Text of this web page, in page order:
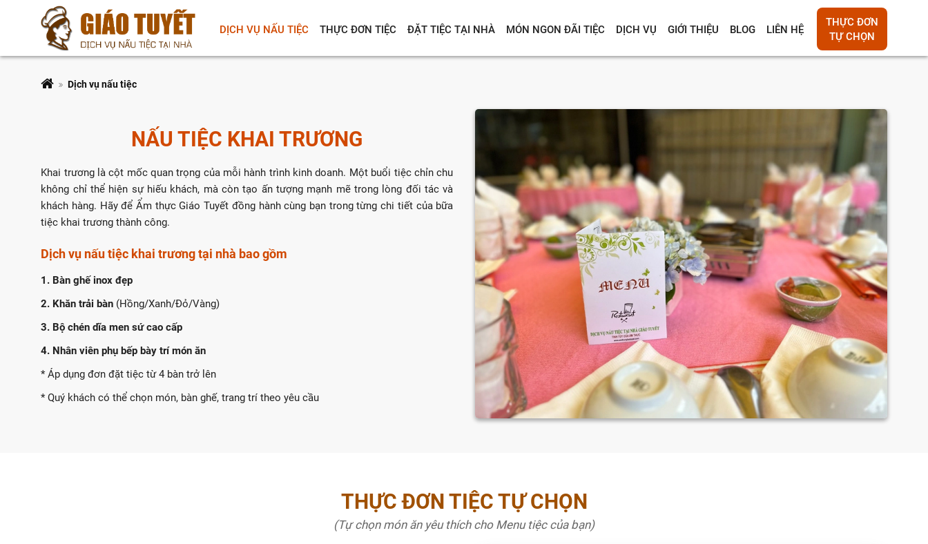
DỊCH VỤ NẤU TIỆC THỰC ĐƠN TIỆC ĐẶT TIỆC TẠI NHÀ MÓN NGON ĐÃI TIỆC DỊCH VỤ GIỚI THIỆU BLOG LIÊN HỆ
THỰC ĐƠN
TỰ CHỌN
Dịch vụ nấu tiệc
NẤU TIỆC KHAI TRƯƠNG
Khai trương là cột mốc quan trọng của mỗi hành trình kinh doanh. Một buổi tiệc chỉn chu
không chỉ thể hiện sự hiếu khách, mà còn tạo ấn tượng mạnh mẽ trong lòng đối tác và
khách hàng. Hãy để Ẩm thực Giáo Tuyết đồng hành cùng bạn trong từng chi tiết của bữa
tiệc khai trương thành công.
Dịch vụ nấu tiệc khai trương tại nhà bao gồm
1. Bàn ghế inox đẹp
2. Khăn trải bàn (Hồng/Xanh/Đỏ/Vàng)
3. Bộ chén dĩa men sứ cao cấp
4. Nhân viên phụ bếp bày trí món ăn
* Áp dụng đơn đặt tiệc từ 4 bàn trở lên
* Quý khách có thể chọn món, bàn ghế, trang trí theo yêu cầu
THỰC ĐƠN TIỆC TỰ CHỌN
(Tự chọn món ăn yêu thích cho Menu tiệc của bạn)